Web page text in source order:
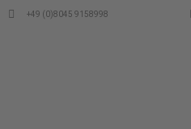
+49 (0)8045 9158998